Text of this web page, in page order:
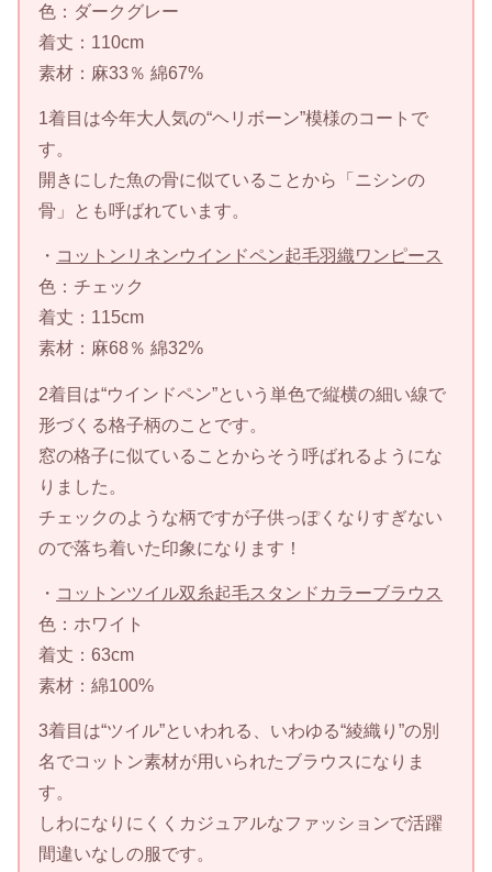
色：ダークグレー
着丈：110cm
素材：麻33％ 綿67%
1着目は今年大人気の“ヘリボーン”模様のコートで
す。
開きにした魚の骨に似ていることから「ニシンの
骨」とも呼ばれています。
・ コットンリネンウインドペン起毛羽織ワンピース
色：チェック
着丈：115cm
素材：麻68％ 綿32%
2着目は“ウインドペン”という単色で縦横の細い線で
形づくる格子柄のことです。
窓の格子に似ていることからそう呼ばれるようにな
りました。
チェックのような柄ですが子供っぽくなりすぎない
ので落ち着いた印象になります！
・ コットンツイル双糸起毛スタンドカラーブラウス
色：ホワイト
着丈：63cm
素材：綿100%
3着目は“ツイル”といわれる、いわゆる“綾織り”の別
名でコットン素材が用いられたブラウスになりま
す。
しわになりにくくカジュアルなファッションで活躍
間違いなしの服です。